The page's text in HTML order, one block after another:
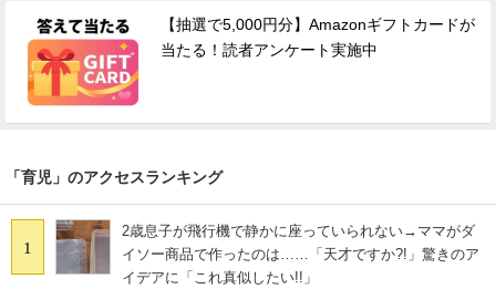
【抽選で5,000円分】Amazonギフトカードが
当たる！読者アンケート実施中
「育児」のアクセスランキング
1
2歳息子が飛行機で静かに座っていられない→ママがダ
イソー商品で作ったのは……「天才ですか?!」驚きのア
イデアに「これ真似したい!!」